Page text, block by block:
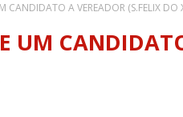
CANDIDATO A VEREADOR (S.FELIX DO
UM